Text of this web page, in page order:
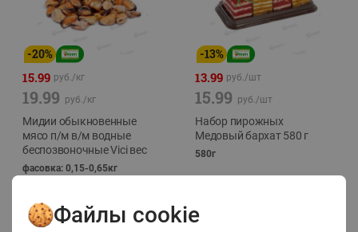
-20%
15.99 руб./кг
19.99 руб./кг
Мидии обыкновенные
мясо п/м в/м водные
беспозвоночные Vici вес
фасовка: 0,15-0,65кг
-13%
13.99 руб./шт
15.99 руб./шт
Набор пирожных
Медовый бархат 580 г
580г
Файлы cookie